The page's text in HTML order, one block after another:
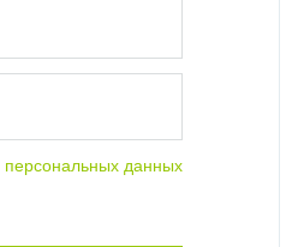
персональных данных